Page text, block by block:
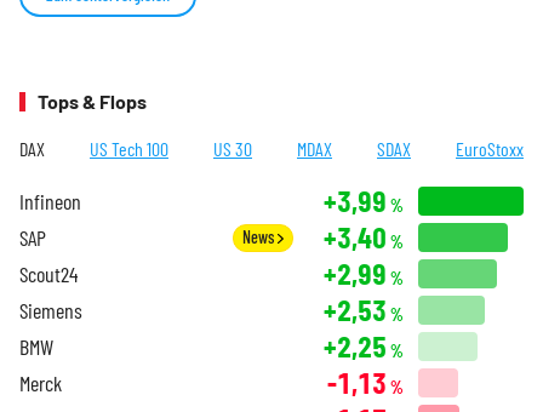
Tops & Flops
DAX US Tech 100 US 30 MDAX SDAX EuroStoxx
Infineon +3,99 %
SAP News +3,40 %
Scout24 +2,99 %
Siemens +2,53 %
BMW +2,25 %
Merck -1,13 %